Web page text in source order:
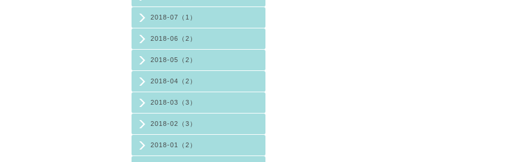
2018-07（1）
2018-06（2）
2018-05（2）
2018-04（2）
2018-03（3）
2018-02（3）
2018-01（2）